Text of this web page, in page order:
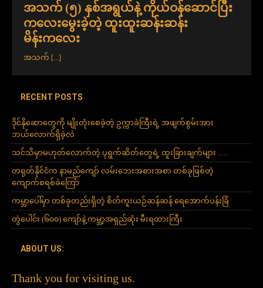
အသက် (၅) နှစ်အရွယ်နဲ့ ကိုယ်ဝန်ဆောင်ပြီး
ကလေးမွေးခဲ့တဲ့ ထူးထူးဆန်းဆန်း
မိန်းကလေး
အသက် [...]
RECENT POSTS
ဒိုင်နိုဆောတွေကို မျိုးတုံးစေခဲ့တဲ့ ဥက္ကာခဲကြီးရဲ့ အဖျက်စွမ်းအား
ဘယ်လောက်ရှိခဲ့လဲ
သင်သိမှာမဟုတ်လောက်တဲ့ ပုရွက်ဆိတ်တွေရဲ့ ထူးခြားချက်များ ….
တရုတ်နိုင်ငံက နာမည်ကျော် လမ်းဘေးအစားအစာ တစ်ခုဖြစ်တဲ့
ကျောက်စရစ်ခဲကြော်
ကမ္ဘာပေါ်မှာ တစ်ခုတည်းရှိတဲ့ စိတ်ကူးယဉ်ဆန်ဆန် ရေအောက်ပန်းခြံ
တွဲပေါင်း (၆၀၀) ကျော်နဲ့ ကမ္ဘာ့အရှည်ဆုံး မီးရထားကြီး
ABOUT US:
Thank you for visiting us.